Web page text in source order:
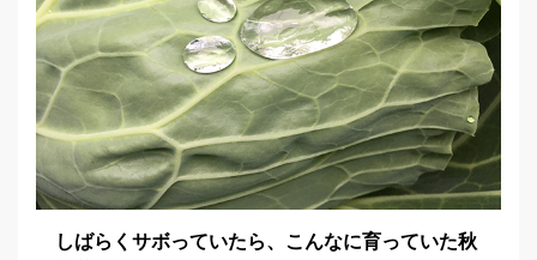
しばらくサボっていたら、こんなに育っていた秋